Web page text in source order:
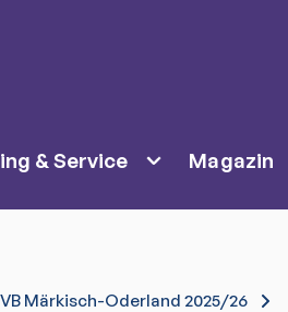
& Service Magazin
Märkisch-Oderland 2025/26